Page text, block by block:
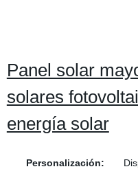
Panel solar
solares
energía solar
Personalización: